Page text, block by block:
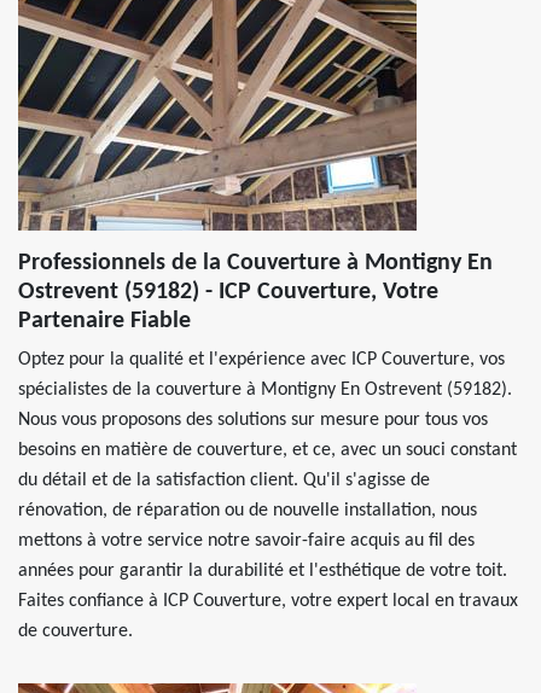
Professionnels de la Couverture à Montigny En
Ostrevent (59182) - ICP Couverture, Votre
Partenaire Fiable
Optez pour la qualité et l'expérience avec ICP Couverture, vos
spécialistes de la couverture à Montigny En Ostrevent (59182).
Nous vous proposons des solutions sur mesure pour tous vos
besoins en matière de couverture, et ce, avec un souci constant
du détail et de la satisfaction client. Qu'il s'agisse de
rénovation, de réparation ou de nouvelle installation, nous
mettons à votre service notre savoir-faire acquis au fil des
années pour garantir la durabilité et l'esthétique de votre toit.
Faites confiance à ICP Couverture, votre expert local en travaux
de couverture.